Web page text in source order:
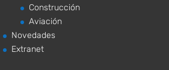
Construcción
Aviación
Novedades
Extranet